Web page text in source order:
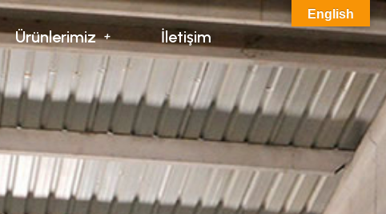
Ürünlerimiz İletişim
English